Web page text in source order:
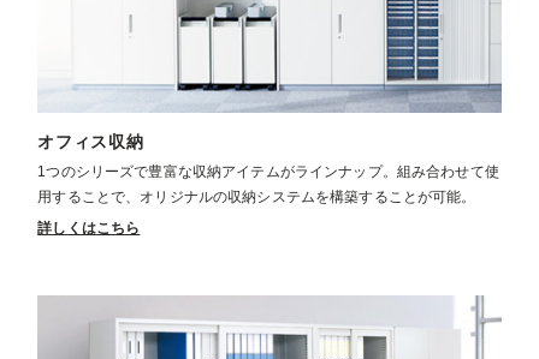
オフィス収納
1つのシリーズで豊富な収納アイテムがラインナップ。組み合わせて使
用することで、オリジナルの収納システムを構築することが可能。
詳しくはこちら